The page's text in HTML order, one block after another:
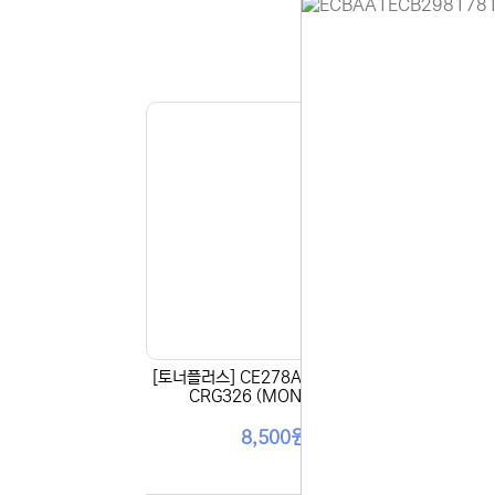
[토너플러스] CE278A / CRG328 /
CRG326 (MONO 2.1K)
8,500원